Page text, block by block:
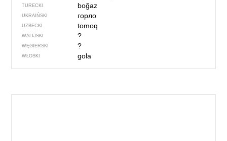
TURECKI boğaz
UKRAIŃSKI горло
UZBECKI tomoq
WALIJSKI ?
WĘGIERSKI ?
WŁOSKI gola